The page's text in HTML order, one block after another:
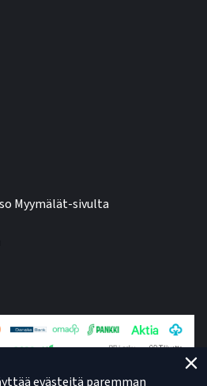
Myymälät-sivulta
evästeitä paremman